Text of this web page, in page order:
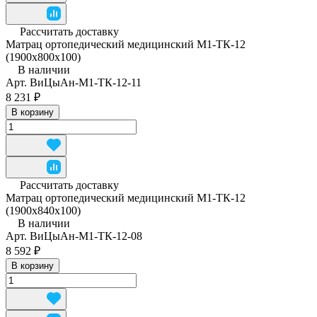
Рассчитать доставку
Матрац ортопедический медицинский М1-ТК-12
(1900x800x100)
В наличии
Арт. ВиЦыАн-М1-ТК-12-11
8 231 ₽
В корзину
Рассчитать доставку
Матрац ортопедический медицинский М1-ТК-12
(1900x840x100)
В наличии
Арт. ВиЦыАн-М1-ТК-12-08
8 592 ₽
В корзину